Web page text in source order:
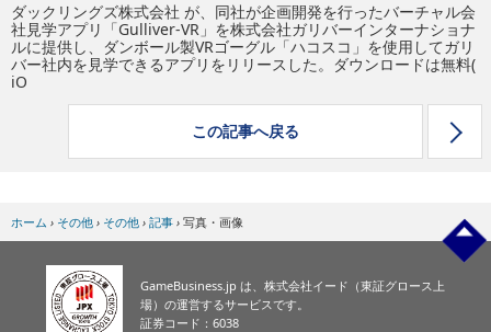
ダックリングズ株式会社 が、同社が企画開発を行ったバーチャル会
社見学アプリ「Gulliver-VR」を株式会社ガリバーインターナショナ
ルに提供し、ダンボール製VRゴーグル「ハコスコ」を使用してガリ
バー社内を見学できるアプリをリリースした。ダウンロードは無料(
iO
この記事へ戻る
ホーム › その他 › その他 › 記事 › 写真・画像
GameBusiness.jp は、株式会社イード（東証グロース上
場）の運営するサービスです。
証券コード：6038